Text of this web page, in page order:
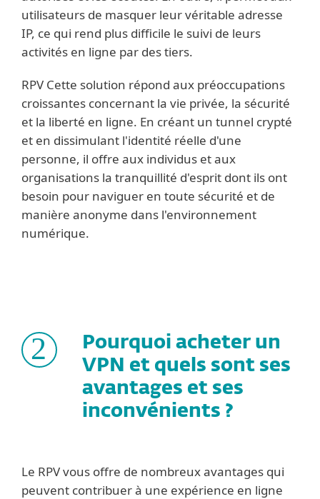
utilisateurs de masquer leur véritable adresse
IP, ce qui rend plus difficile le suivi de leurs
activités en ligne par des tiers.
RPV Cette solution répond aux préoccupations
croissantes concernant la vie privée, la sécurité
et la liberté en ligne. En créant un tunnel crypté
et en dissimulant l'identité réelle d'une
personne, il offre aux individus et aux
organisations la tranquillité d'esprit dont ils ont
besoin pour naviguer en toute sécurité et de
manière anonyme dans l'environnement
numérique.
2
Pourquoi acheter un
VPN et quels sont ses
avantages et ses
inconvénients ?
Le RPV vous offre de nombreux avantages qui
peuvent contribuer à une expérience en ligne